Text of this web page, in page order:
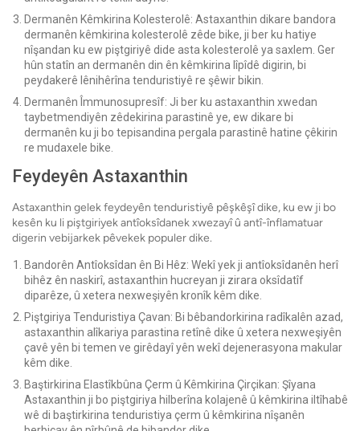
Dermanên Kêmkirina Kolesterolê: Astaxanthin dikare bandora
dermanên kêmkirina kolesterolê zêde bike, ji ber ku hatiye
nîşandan ku ew piştgiriyê dide asta kolesterolê ya saxlem. Ger
hûn statîn an dermanên din ên kêmkirina lîpîdê digirin, bi
peydakerê lênihêrîna tenduristiyê re şêwir bikin.
Dermanên Îmmunosupresîf: Ji ber ku astaxanthin xwedan
taybetmendiyên zêdekirina parastinê ye, ew dikare bi
dermanên ku ji bo tepisandina pergala parastinê hatine çêkirin
re mudaxele bike.
Feydeyên Astaxanthin
Astaxanthin gelek feydeyên tenduristiyê pêşkêşî dike, ku ew ji bo
kesên ku li piştgiriyek antîoksîdanek xwezayî û antî-înflamatuar
digerin vebijarkek pêvekek populer dike.
Bandorên Antîoksîdan ên Bi Hêz: Wekî yek ji antîoksîdanên herî
bihêz ên naskirî, astaxanthin hucreyan ji zirara oksîdatîf
diparêze, û xetera nexweşiyên kronîk kêm dike.
Piştgiriya Tenduristiya Çavan: Bi bêbandorkirina radîkalên azad,
astaxanthin alîkariya parastina retînê dike û xetera nexweşiyên
çavê yên bi temen ve girêdayî yên wekî dejenerasyona makular
kêm dike.
Baştirkirina Elastîkbûna Çerm û Kêmkirina Çirçikan: Şîyana
Astaxanthin ji bo piştgiriya hilberîna kolajenê û kêmkirina iltîhabê
wê di baştirkirina tenduristiya çerm û kêmkirina nîşanên